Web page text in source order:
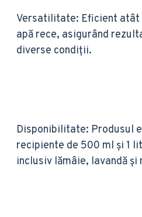
Versatilitate: Eficient atât
apă rece, asigurând
diverse condiții.
Disponibilitate: Produsul
recipiente de 500 ml și 1
inclusiv lămâie, lavandă și